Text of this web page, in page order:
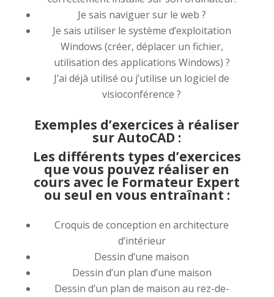
Je sais naviguer sur le web ?
Je sais utiliser le système d’exploitation
Windows (créer, déplacer un fichier,
utilisation des applications Windows) ?
J’ai déjà utilisé ou j’utilise un logiciel de
visioconférence ?
Exemples d’exercices à réaliser
sur AutoCAD :
Les différents types d’exercices
que vous pouvez réaliser en
cours avec le Formateur Expert
ou seul en vous entraînant :
Croquis de conception en architecture
d’intérieur
Dessin d’une maison
Dessin d’un plan d’une maison
Dessin d’un plan de maison au rez-de-